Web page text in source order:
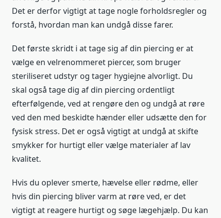
Det er derfor vigtigt at tage nogle forholdsregler og
forstå, hvordan man kan undgå disse farer.
Det første skridt i at tage sig af din piercing er at
vælge en velrenommeret piercer, som bruger
steriliseret udstyr og tager hygiejne alvorligt. Du
skal også tage dig af din piercing ordentligt
efterfølgende, ved at rengøre den og undgå at røre
ved den med beskidte hænder eller udsætte den for
fysisk stress. Det er også vigtigt at undgå at skifte
smykker for hurtigt eller vælge materialer af lav
kvalitet.
Hvis du oplever smerte, hævelse eller rødme, eller
hvis din piercing bliver varm at røre ved, er det
vigtigt at reagere hurtigt og søge lægehjælp. Du kan